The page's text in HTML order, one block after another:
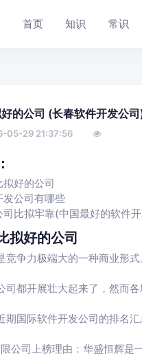
首页 知识 常识
的公司 (长春软件开发公司
05-29 21:37:56
好的公司
发公司有哪些
比拟牢靠(中国最好的软件
拟好的公司
争力极端大的一种商业形式
司都开展壮大起来了，然而
国际软件开发公司的排名汇
公司上榜理由：华盛恒辉